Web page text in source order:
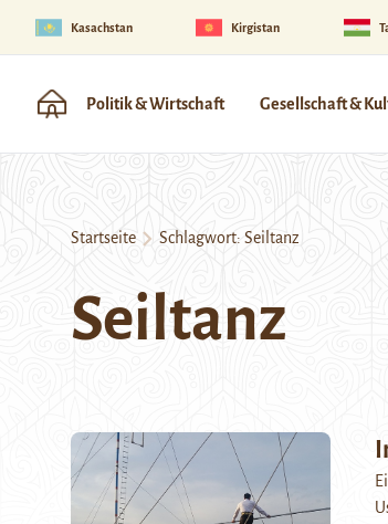
Kasachstan Kirgistan
Politik & Wirtschaft Gesellschaft &
Startseite Schlagwort: Seiltanz
Seiltanz